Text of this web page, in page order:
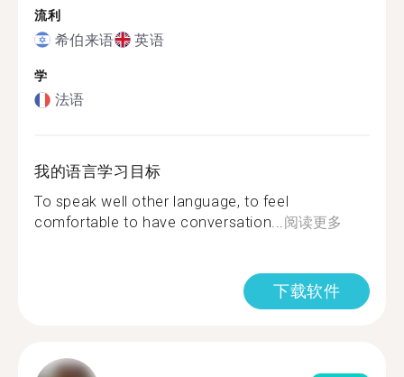
流利
希伯来语 英语
学
法语
我的语言学习目标
To speak well other language, to feel
comfortable to have conversation...阅读更多
下载软件